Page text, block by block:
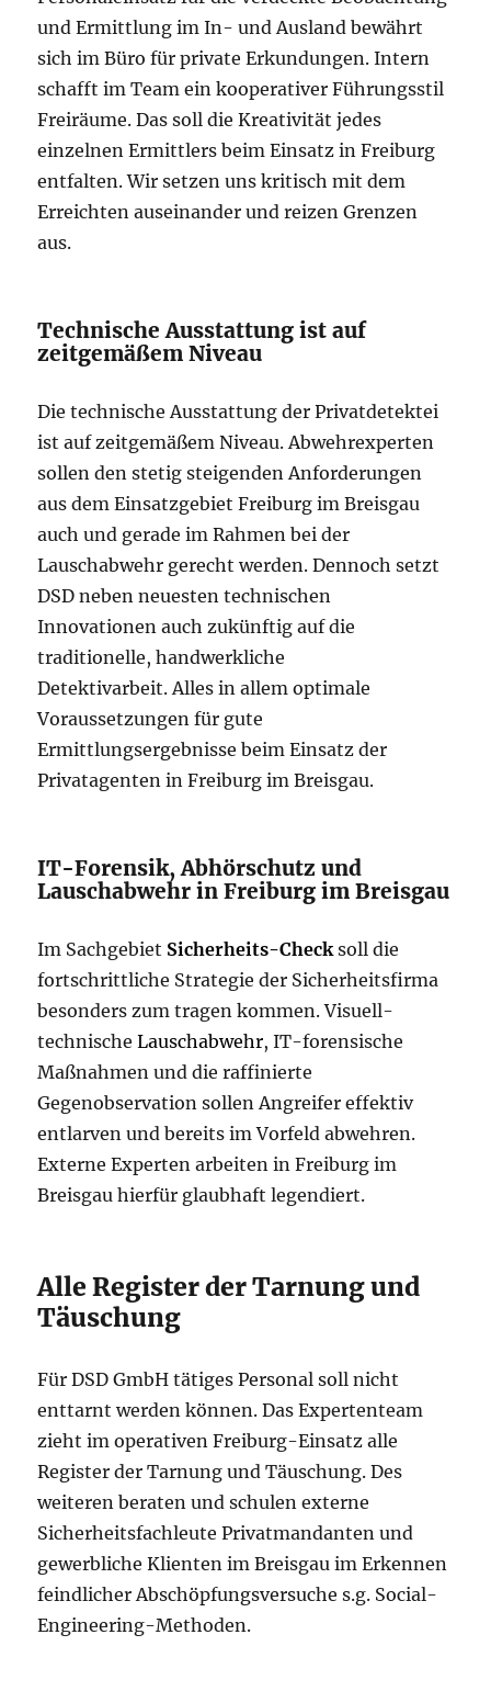
und Ermittlung im In- und Ausland bewährt
sich im Büro für private Erkundungen. Intern
schafft im Team ein kooperativer Führungsstil
Freiräume. Das soll die Kreativität jedes
einzelnen Ermittlers beim Einsatz in Freiburg
entfalten. Wir setzen uns kritisch mit dem
Erreichten auseinander und reizen Grenzen
aus.
Technische Ausstattung ist auf
zeitgemäßem Niveau
Die technische Ausstattung der Privatdetektei
ist auf zeitgemäßem Niveau. Abwehrexperten
sollen den stetig steigenden Anforderungen
aus dem Einsatzgebiet Freiburg im Breisgau
auch und gerade im Rahmen bei der
Lauschabwehr gerecht werden. Dennoch setzt
DSD neben neuesten technischen
Innovationen auch zukünftig auf die
traditionelle, handwerkliche
Detektivarbeit. Alles in allem optimale
Voraussetzungen für gute
Ermittlungsergebnisse beim Einsatz der
Privatagenten in Freiburg im Breisgau.
IT-Forensik, Abhörschutz und
Lauschabwehr in Freiburg im Breisgau
Im Sachgebiet Sicherheits-Checksoll die
fortschrittliche Strategie der Sicherheitsfirma
besonders zum tragen kommen. Visuell-
technischeLauschabwehr, IT-forensische
Maßnahmen und die raffinierte
Gegenobservation sollen Angreifer effektiv
entlarven und bereits im Vorfeld abwehren.
Externe Experten arbeiten in Freiburg im
Breisgau hierfür glaubhaft legendiert.
Alle Register der Tarnung und
Täuschung
Für DSD GmbH tätiges Personal soll nicht
enttarnt werden können. Das Expertenteam
zieht im operativen Freiburg-Einsatz alle
Register der Tarnung und Täuschung. Des
weiteren beraten und schulen externe
Sicherheitsfachleute Privatmandanten und
gewerbliche Klienten im Breisgau im Erkennen
feindlicher Abschöpfungsversuche s.g. Social-
Engineering-Methoden.